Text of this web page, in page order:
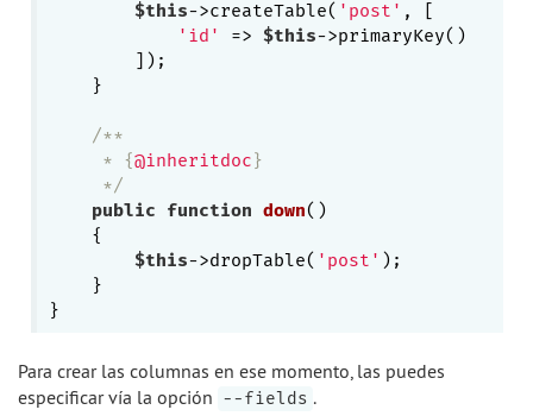
$this->createTable( 'post' , [
'id'
=> $this->primaryKey()
        ]);
    }
/**
     * {
@inheritdoc}
     */
public
function down()
{
$this->dropTable( 'post' );
    }
Para crear las columnas en ese momento, las puedes
especificar vía la opción --fields .